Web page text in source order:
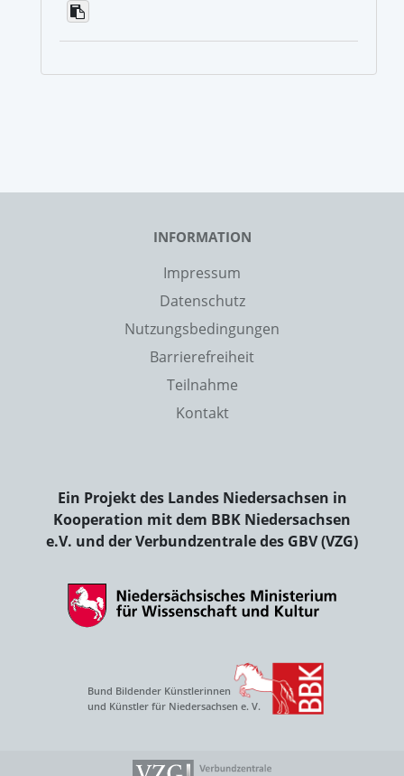
INFORMATION
Impressum
Datenschutz
Nutzungsbedingungen
Barrierefreiheit
Teilnahme
Kontakt
Ein Projekt des Landes Niedersachsen in
Kooperation mit dem BBK Niedersachsen
e.V. und der Verbundzentrale des GBV (VZG)
Bund Bildender Künstlerinnen
und Künstler für Niedersachsen e. V.